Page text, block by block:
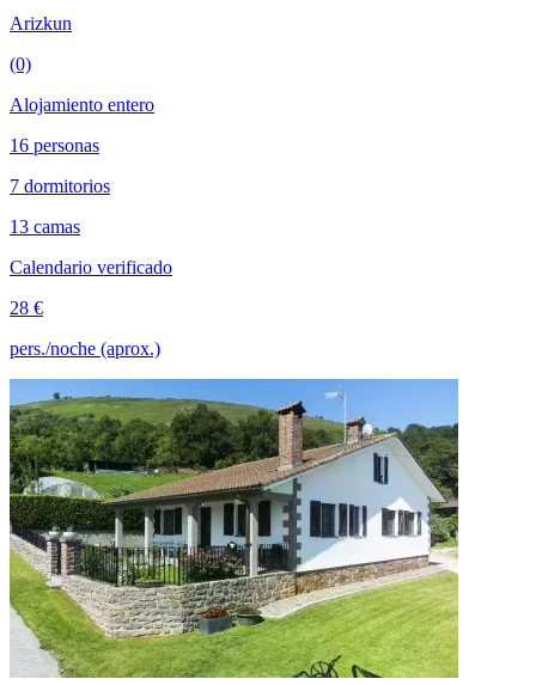
Arizkun
(0)
Alojamiento entero
16 personas
7 dormitorios
13 camas
Calendario verificado
28 €
pers./noche (aprox.)